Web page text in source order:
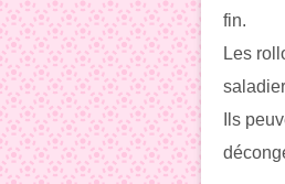
fin.
Les
Ils